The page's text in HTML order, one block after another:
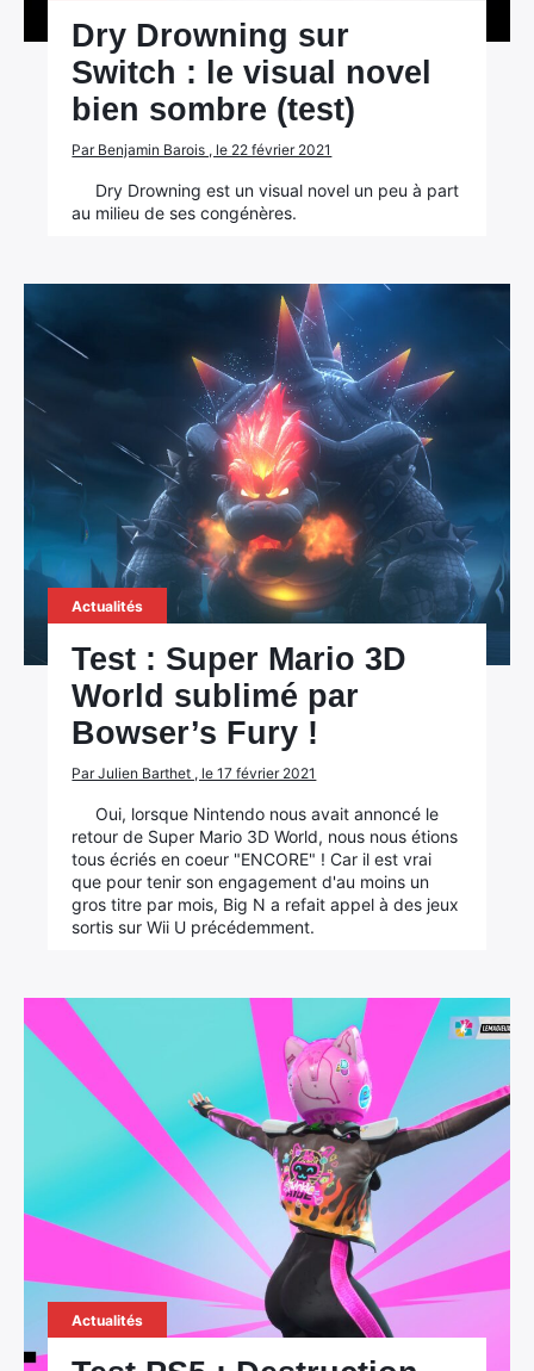
Dry Drowning sur
Switch : le visual novel
bien sombre (test)
Par Benjamin Barois , le 22 février 2021
Dry Drowning est un visual novel un peu à part
au milieu de ses congénères.
Actualités
Test : Super Mario 3D
World sublimé par
Bowser’s Fury !
Par Julien Barthet , le 17 février 2021
Oui, lorsque Nintendo nous avait annoncé le
retour de Super Mario 3D World, nous nous étions
tous écriés en coeur "ENCORE" ! Car il est vrai
que pour tenir son engagement d'au moins un
gros titre par mois, Big N a refait appel à des jeux
sortis sur Wii U précédemment.
Actualités